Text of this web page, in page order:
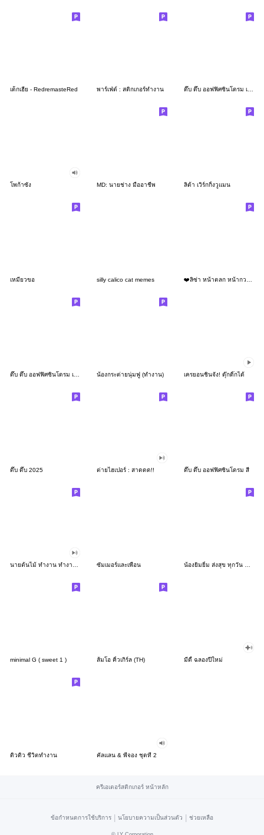
เด็กเฮีย - RedremasteRed พาร์เฟ่ต์ : สติกเกอร์ทำงาน ดึ๊บ ดึ๊บ ออฟฟิศซินโดรม เจ็ด
โพก้าซัง MD: นายช่าง มืออาชีพ ลิต้า เวิร์กกิ้งวูแมน
เหมียวขอ silly calico cat memes
ดึ๊บ ดึ๊บ ออฟฟิศซินโดรม เก้า น้องกระต่ายนุ่มฟู (ทำงาน) เครยอนชินจัง! ดุ๊กดิ๊กได้
ดึ๊บ ดึ๊บ 2025 ต่ายไฮเปอร์ : สาดดด!! ดึ๊บ ดึ๊บ ออฟฟิศซินโดรม สี่
ซัมเมอร์และเพื่อน
minimal G ( sweet 1 ) ส้มโอ คิ้วเกิร์ล (TH) มีดี้ ฉลองปีใหม่
ดิวดิว ชีวิตทำงาน คัลแลน & พี่จอง ชุดที่ 2
ครีเอเตอร์สติกเกอร์ หน้าหลัก
ข้อกำหนดการใช้บริการ | นโยบายความเป็นส่วนตัว | ช่วยเหลือ